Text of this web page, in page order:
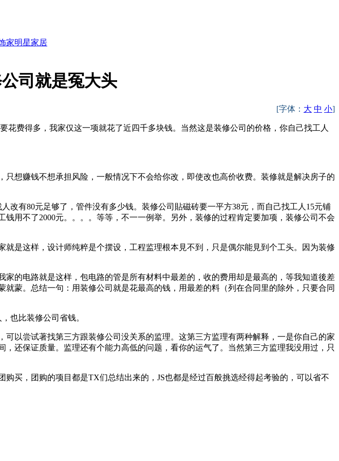
家明星家居
司就是冤大头
[字体： 大 中 小]
费得多，我家仅这一项就花了近四千多块钱。当然这是装修公司的价格，你自己找工人
想赚钱不想承担风险，一般情况下不会给你改，即使改也高价收费。装修就是解决房子的
有80元足够了，管件没有多少钱。装修公司貼磁砖要一平方38元，而自己找工人15元铺
用不了2000元。。。。等等，不一一例举。另外，装修的过程肯定要加项，装修公司不会
是这样，设计师纯粹是个摆设，工程监理根本見不到，只是偶尔能見到个工头。因为装修
的电路就是这样，包电路的管是所有材料中最差的，收的费用却是最高的，等我知道後差
蒙。总结一句：用装修公司就是花最高的钱，用最差的料（列在合同里的除外，只要合同
也比装修公司省钱。
以尝试著找第三方跟装修公司没关系的监理。这第三方监理有两种解释，一是你自己的家
还保证质量。监理还有个能力高低的问题，看你的运气了。当然第三方监理我没用过，只
买，团购的项目都是TX们总结出来的，JS也都是经过百般挑选经得起考验的，可以省不